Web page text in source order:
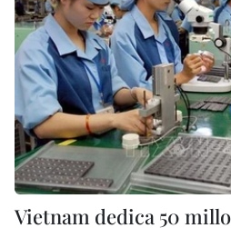
Vietnam dedica 50